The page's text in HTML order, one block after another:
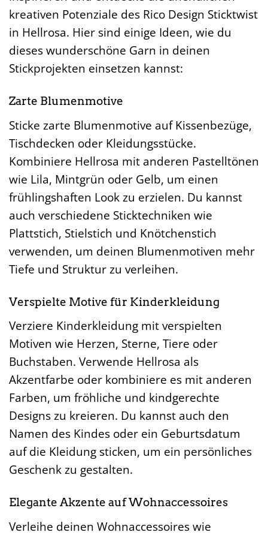
kreativen Potenziale des Rico Design Sticktwist
in Hellrosa. Hier sind einige Ideen, wie du
dieses wunderschöne Garn in deinen
Stickprojekten einsetzen kannst:
Zarte Blumenmotive
Sticke zarte Blumenmotive auf Kissenbezüge,
Tischdecken oder Kleidungsstücke.
Kombiniere Hellrosa mit anderen Pastelltönen
wie Lila, Mintgrün oder Gelb, um einen
frühlingshaften Look zu erzielen. Du kannst
auch verschiedene Sticktechniken wie
Plattstich, Stielstich und Knötchenstich
verwenden, um deinen Blumenmotiven mehr
Tiefe und Struktur zu verleihen.
Verspielte Motive für Kinderkleidung
Verziere Kinderkleidung mit verspielten
Motiven wie Herzen, Sterne, Tiere oder
Buchstaben. Verwende Hellrosa als
Akzentfarbe oder kombiniere es mit anderen
Farben, um fröhliche und kindgerechte
Designs zu kreieren. Du kannst auch den
Namen des Kindes oder ein Geburtsdatum
auf die Kleidung sticken, um ein persönliches
Geschenk zu gestalten.
Elegante Akzente auf Wohnaccessoires
Verleihe deinen Wohnaccessoires wie